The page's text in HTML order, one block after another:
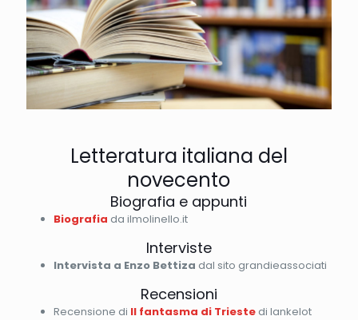
Letteratura italiana del
novecento
Biografia e appunti
Biografia da ilmolinello.it
Interviste
Intervista a Enzo Bettiza dal sito grandieassociati
Recensioni
Recensione di Il fantasma di Triestedi lankelot